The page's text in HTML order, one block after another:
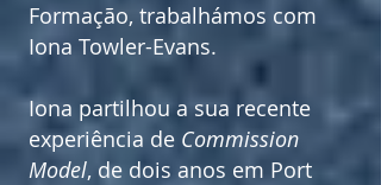
Formação, trabalhámos com
Iona Towler-Evans.
Iona partilhou a sua recente
experiência de Commission
Model, de dois anos em Port